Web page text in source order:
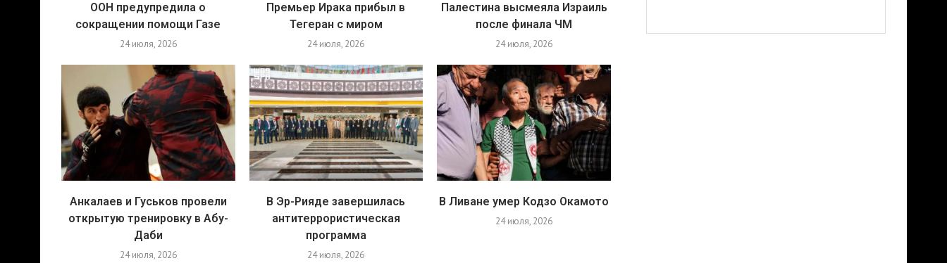
ООН предупредила о
сокращении помощи Газе
24 июля, 2026
Премьер Ирака прибыл в
Тегеран с миром
24 июля, 2026
Палестина высмеяла Израиль
после финала ЧМ
24 июля, 2026
Анкалаев и Гуськов провели
открытую тренировку в Абу-
Даби
24 июля, 2026
В Эр-Рияде завершилась
антитеррористическая
программа
24 июля, 2026
В Ливане умер Кодзо Окамото
24 июля, 2026